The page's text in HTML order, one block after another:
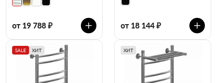
от 19 788 ₽ от 18 144 ₽
SALE ХИТ ХИТ